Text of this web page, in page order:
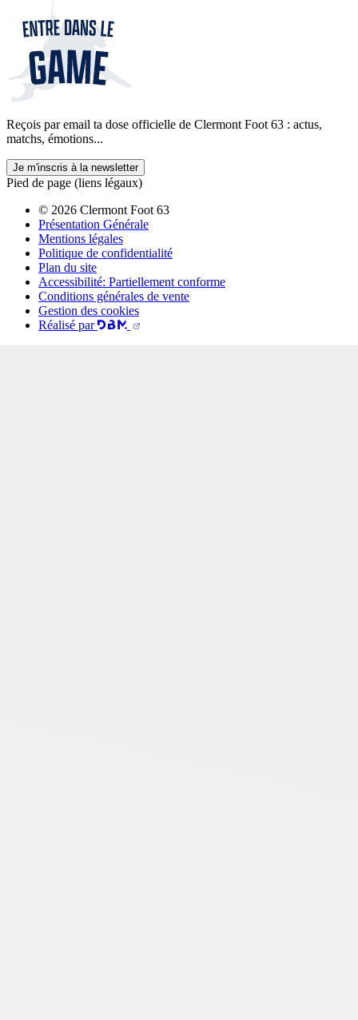
Reçois par email ta dose officielle de Clermont Foot 63 : actus,
matchs, émotions...
Je m'inscris à la newsletter
Pied de page (liens légaux)
© 2026 Clermont Foot 63
Présentation Générale
Mentions légales
Politique de confidentialité
Plan du site
Accessibilité: Partiellement conforme
Conditions générales de vente
Gestion des cookies
Réalisé par